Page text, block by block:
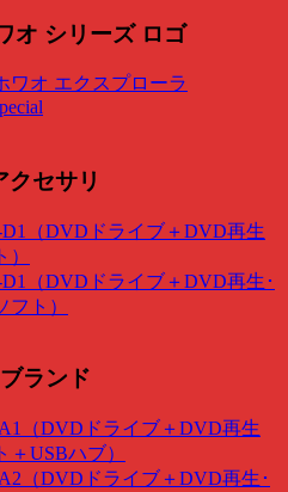
ワオ エクスプローラ
クセサリ
（DVDドライブ＋DVD再生
）
（DVDドライブ＋DVD再生･
フト）
ランド
（DVDドライブ＋DVD再生
＋USBハブ）
（DVDドライブ＋DVD再生･